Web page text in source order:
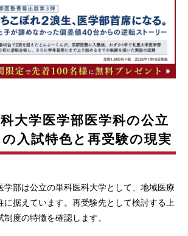
大学医学部医学科の公立
入試特色と再受験の現実
学部は公立の単科医科大学として、地域医療
に据えています。再受験先として検討する上
度の特徴を確認します。